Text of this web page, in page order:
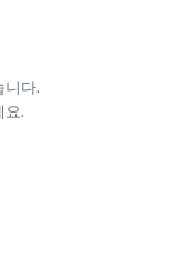
니다.
요.